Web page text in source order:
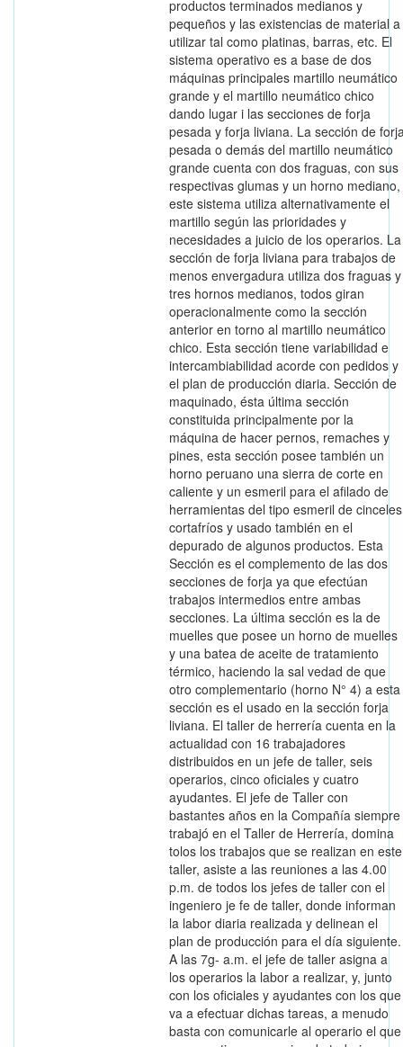
productos terminados medianos y
pequeños y las existencias de material a
utilizar tal como platinas, barras, etc. El
sistema operativo es a base de dos
máquinas principales martillo neumático
grande y el martillo neumático chico
dando lugar i las secciones de forja
pesada y forja liviana. La sección de
pesada o demás del martillo neumático
grande cuenta con dos fraguas, con sus
respectivas glumas y un horno mediano,
este sistema utiliza alternativamente el
martillo según las prioridades y
necesidades a juicio de los operarios. La
sección de forja liviana para trabajos de
menos envergadura utiliza dos fraguas y
tres hornos medianos, todos giran
operacionalmente como la sección
anterior en torno al martillo neumático
chico. Esta sección tiene variabilidad e
intercambiabilidad acorde con pedidos y
el plan de producción diaria. Sección de
maquinado, ésta última sección
constituida principalmente por la
máquina de hacer pernos, remaches y
pines, esta sección posee también un
horno peruano una sierra de corte en
caliente y un esmeril para el afilado de
herramientas del tipo esmeril de cinceles
cortafríos y usado también en el
depurado de algunos productos. Esta
Sección es el complemento de las dos
secciones de forja ya que efectúan
trabajos intermedios entre ambas
secciones. La última sección es la de
muelles que posee un horno de muelles
y una batea de aceite de tratamiento
térmico, haciendo la sal vedad de que
otro complementario (horno N° 4) a esta
sección es el usado en la sección forja
liviana. El taller de herrería cuenta en la
actualidad con 16 trabajadores
distribuidos en un jefe de taller, seis
operarios, cinco oficiales y cuatro
ayudantes. El jefe de Taller con
bastantes años en la Compañía siempre
trabajó en el Taller de Herrería, domina
tolos los trabajos que se realizan en este
taller, asiste a las reuniones a las 4.00
p.m. de todos los jefes de taller con el
ingeniero je fe de taller, donde informan
la labor diaria realizada y delinean el
plan de producción para el día siguiente.
A las 7g- a.m. el jefe de taller asigna a
los operarios la labor a realizar, y, junto
con los oficiales y ayudantes con los que
va a efectuar dichas tareas, a menudo
basta con comunicarle al operario el que